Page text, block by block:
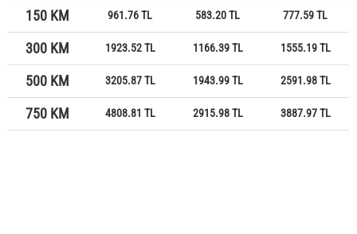
150 KM 961.76 TL 583.20 TL 777.59 TL
300 KM 1923.52 TL 1166.39 TL 1555.19 TL
500 KM 3205.87 TL 1943.99 TL 2591.98 TL
750 KM 4808.81 TL 2915.98 TL 3887.97 TL